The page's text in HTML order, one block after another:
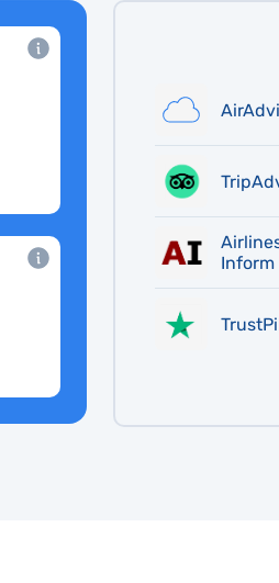
Inform